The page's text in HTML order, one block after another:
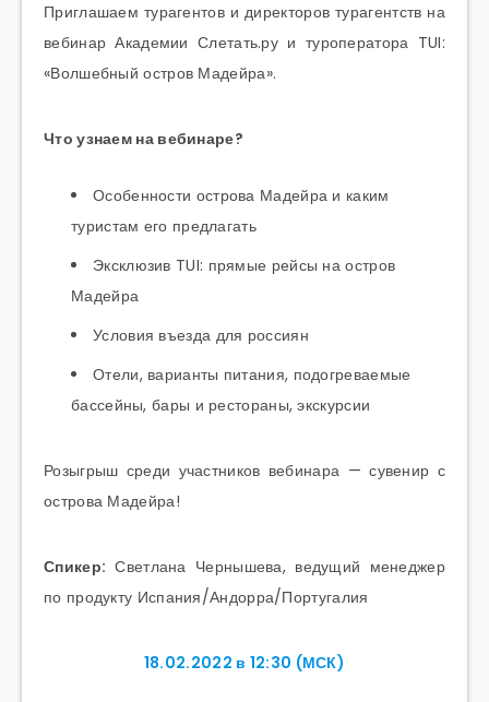
Приглашаем турагентов и директоров турагентств на
вебинар Академии Слетать.ру и туроператора TUI:
«Волшебный остров Мадейра».
Что узнаем на вебинаре?
Особенности острова Мадейра и каким
туристам его предлагать
Эксклюзив TUI: прямые рейсы на остров
Мадейра
Условия въезда для россиян
Отели, варианты питания, подогреваемые
бассейны, бары и рестораны, экскурсии
Розыгрыш среди участников вебинара — сувенир с
острова Мадейра!
Спикер: Светлана Чернышева, ведущий менеджер
по продукту Испания/Андорра/Португалия
18.02.2022 в 12:30 (МСК)